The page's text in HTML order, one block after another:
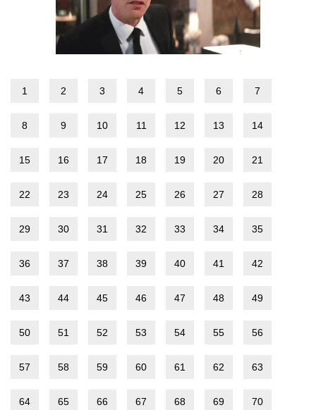
1 2 3 4 5 6 7
8 9 10 11 12 13 14
15 16 17 18 19 20 21
22 23 24 25 26 27 28
29 30 31 32 33 34 35
36 37 38 39 40 41 42
43 44 45 46 47 48 49
50 51 52 53 54 55 56
57 58 59 60 61 62 63
64 65 66 67 68 69 70